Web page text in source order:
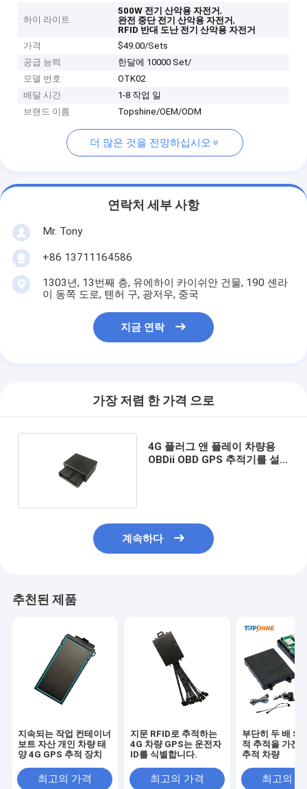
하이 라이트
500W 전기 산악용 자전거,
완전 중단 전기 산악용 자전거,
RFID 반대 도난 전기 산악용 자전거
가격
$49.00/Sets
공급 능력
한달에 10000 Set/
모델 번호
OTK02
배달 시간
1-8 작업 일
브랜드 이름
Topshine/OEM/ODM
더 많은 것을 전망하십시오
연락처 세부 사항
Mr. Tony
+86 13711164586
1303년, 13번째 층, 유에하이 카이쉬안 건물, 190 셴라
이 동쪽 도로, 톈허 구, 광저우, 중국
지금 연락
가장 저렴 한 가격 으로
4G 플러그 앤 플레이 차량용
OBDii OBD GPS 추적기를 설
계속하다
추천된 제품
지속되는 작업 컨테이너
보트 자산 개인 차량 태
양 4G GPS 추적 장치
최고의 가격
지문 RFID로 추적하는
4G 차량 GPS는 운전자
ID를 식별합니다.
최고의 가격
부단히 두 배
적 추적을 가진
추적 차량
최고의